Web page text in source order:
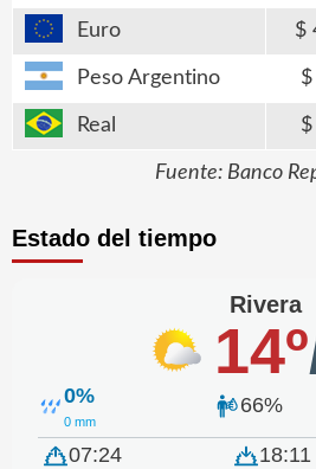
Euro
Peso Argentino
Real
Fuente: Banco
Estado del tiempo
Rivera
14º
0%
0 mm
66%
07:24 18:11